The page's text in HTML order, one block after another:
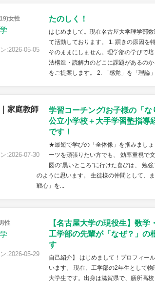
女性
:2026-05-05
たのしく！
はじめまして。現在名古屋大学理学部
て活動しております。 1. 躓きの原因を
そのままにしません。理学部の学びで
法構造・読解力のどこに課題があるの
をご提案します。 2. 「感覚」を「理論
家庭教師
:2026-07-30
学習コーチング/お子様の「な
公立小学校＋大手学習塾指導
です！
★最短で学びの「全体像」を掴みまし
ーツを頑張りたい方でも、 効率重視
図の“黒いところ”に行けた喜びは、 勉
のように思います。 生徒様の仲間として、
戦心」を...
性
:2026-05-29
【名古屋大学の現役生】数
工学部の先輩が「なぜ？」の
す
自己紹介】 はじめまして！プロフィー
います。 現在、工学部の2年生として
大学生です。出身は滋賀県で、膳所高